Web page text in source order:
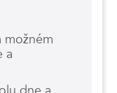
možném
a
dne a